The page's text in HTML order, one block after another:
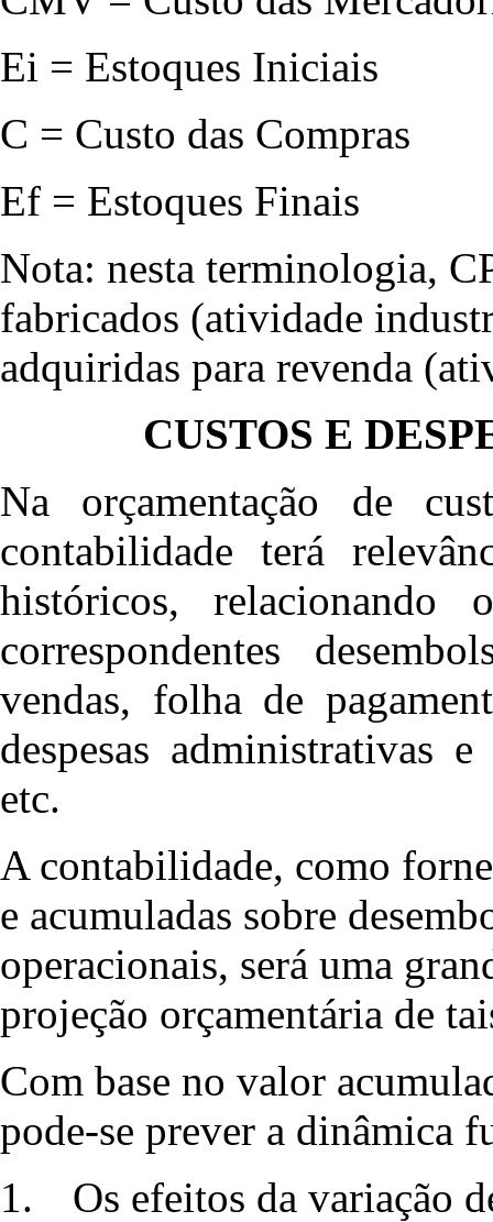
Ei = Estoques Iniciais
C = Custo das Compras
Ef = Estoques Finais
Nota: nesta terminologia,
fabricados (atividade
adquiridas para revenda
CUSTOS E
Na orçamentação de
contabilidade terá
históricos,
correspondentes
vendas, folha de
despesas administrativas
etc.
A contabilidade, como
e acumuladas sobre
operacionais, será uma
projeção orçamentária de
Com base no valor
pode-se prever a dinâmica
1.
Os efeitos da variação